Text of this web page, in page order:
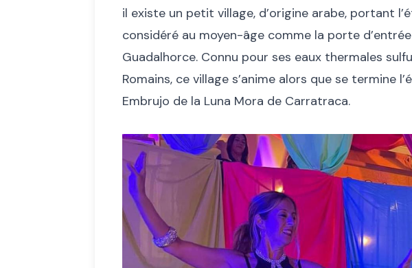
il existe un petit village, d’origine arabe, portant
considéré au moyen-âge comme la porte
Guadalhorce. Connu pour ses eaux thermales
Romains, ce village s’anime alors que se termine
Embrujo de la Luna Mora de Carratraca.